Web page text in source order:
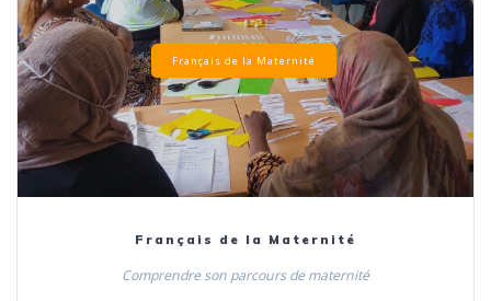
Français de la Maternité
Français de la Maternité
Comprendre son parcours de maternité